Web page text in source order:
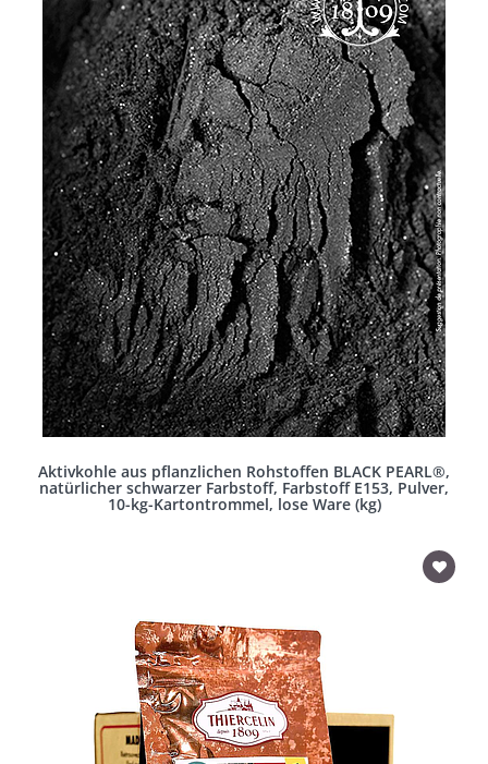
Aktivkohle aus pflanzlichen Rohstoffen BLACK PEARL®,
natürlicher schwarzer Farbstoff, Farbstoff E153, Pulver,
10-kg-Kartontrommel, lose Ware (kg)